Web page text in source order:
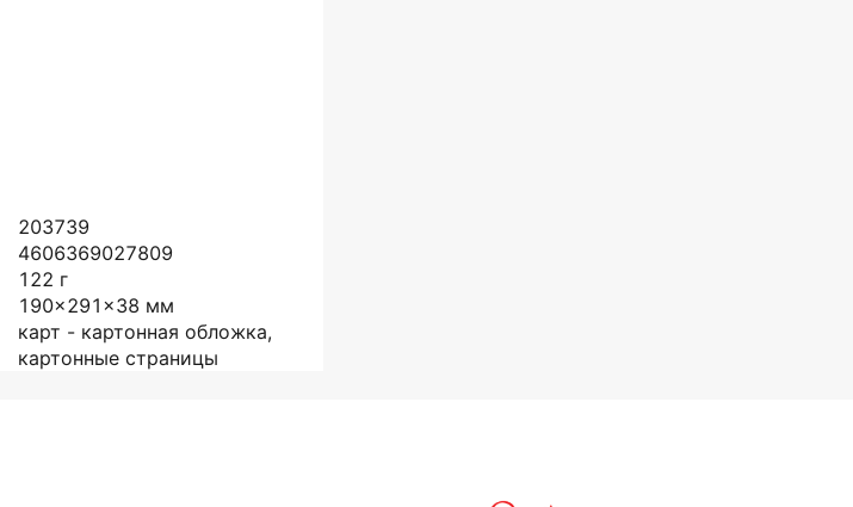
203739
4606369027809
122 г
190x291x38 мм
карт - картонная обложка,
картонные страницы